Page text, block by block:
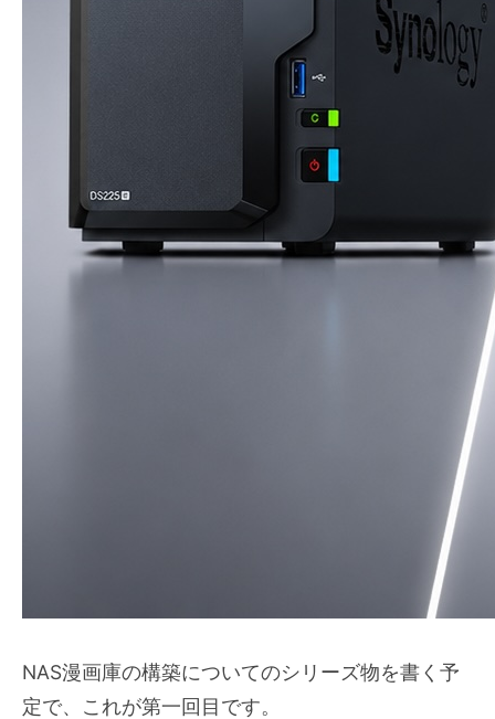
NAS漫画庫の構築についてのシリーズ物を書く予
定で、これが第一回目です。